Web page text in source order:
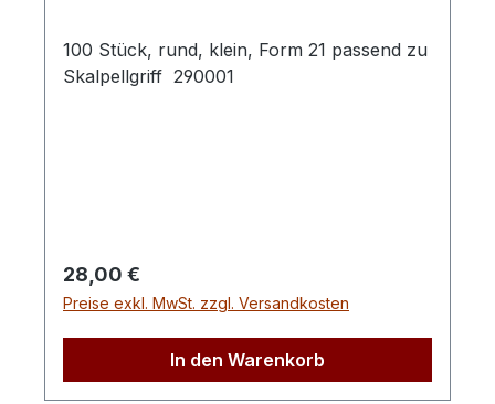
100 Stück, rund, klein, Form 21 passend zu
Skalpellgriff 290001
Regulärer Preis:
28,00 €
Preise exkl. MwSt. zzgl. Versandkosten
In den Warenkorb